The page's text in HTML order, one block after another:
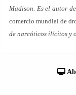
Madison. Es el autor de
comercio mundial de
de narcóticos ilícitos y